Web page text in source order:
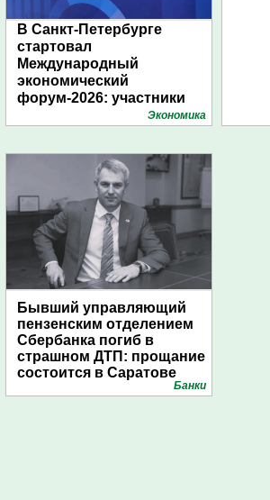
В Санкт-Петербурге
стартовал
Международный
экономический
форум-2026: участники
подготовили креативные
Экономика
Бывший управляющий
пензенским отделением
Сбербанка погиб в
страшном ДТП: прощание
состоится в Саратове
Банки